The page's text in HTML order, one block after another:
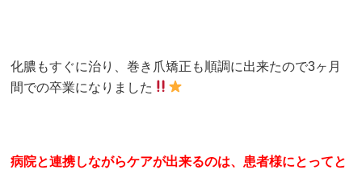
化膿もすぐに治り、巻き爪矯正も順調に出来たので3ヶ月
間での卒業になりました
病院と連携しながらケアが出来るのは、患者様にとってと